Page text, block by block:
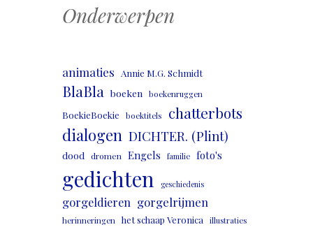
Onderwerpen
animaties Annie M.G. Schmidt
BlaBla boeken boekenruggen
BoekieBoekie boektitels chatterbots
dialogen DICHTER. (Plint)
dood dromen Engels familie foto's
gedichten geschiedenis
gorgeldieren gorgelrijmen
herinneringen het schaap Veronica illustraties